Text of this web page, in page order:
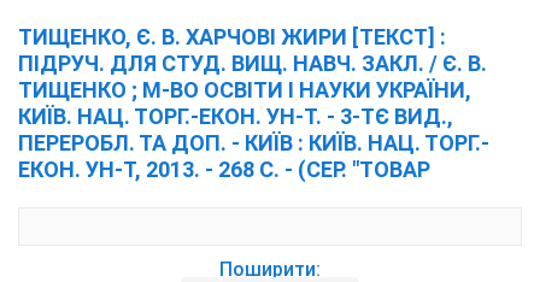
ТИЩЕНКО, Є. В. ХАРЧОВІ ЖИРИ [ТЕКСТ] :
ПІДРУЧ. ДЛЯ СТУД. ВИЩ. НАВЧ. ЗАКЛ. / Є. В.
ТИЩЕНКО ; М-ВО ОСВІТИ І НАУКИ УКРАЇНИ,
КИЇВ. НАЦ. ТОРГ.-ЕКОН. УН-Т. - 3-ТЄ ВИД.,
ПЕРЕРОБЛ. ТА ДОП. - КИЇВ : КИЇВ. НАЦ. ТОРГ.-
ЕКОН. УН-Т, 2013. - 268 С. - (СЕР. "ТОВАР
Поширити: